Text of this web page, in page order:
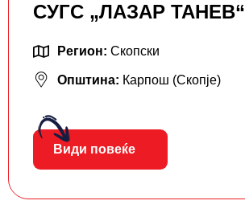
СУГС „ЛАЗАР ТАНЕВ“
Регион: Скопски
Општина: Карпош (Скопје)
Види повеќе